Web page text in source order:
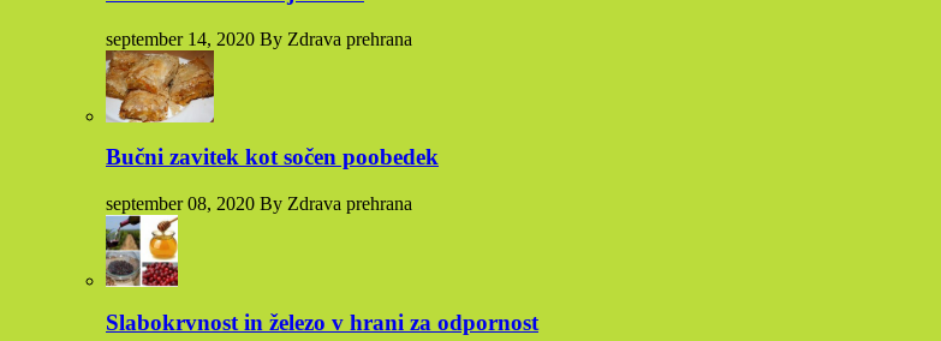
september 14, 2020 By Zdrava prehrana
Bučni zavitek kot sočen poobedek
september 08, 2020 By Zdrava prehrana
Slabokrvnost in železo v hrani za odpornost